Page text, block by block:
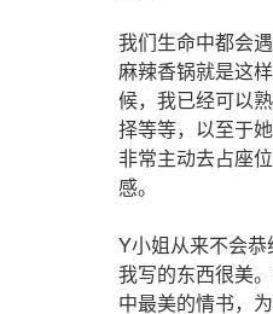
我们生命中都会
麻辣香锅就是这
候，我已经可以
择等等，以至于
非常主动去占座
感。
Y小姐从来不会
我写的东西很美
中最美的情书，